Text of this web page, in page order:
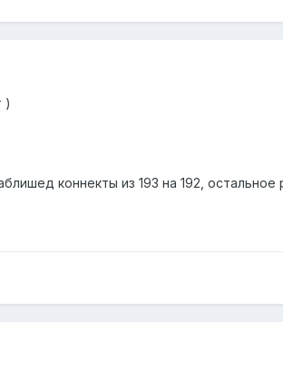
)
коннекты из 193 на 192, остальное